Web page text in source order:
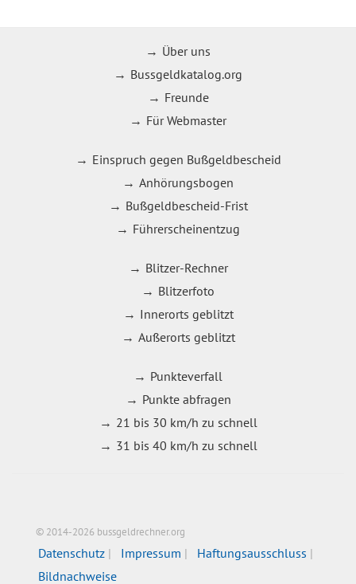
Über uns
Bussgeldkatalog.org
Freunde
Für Webmaster
Einspruch gegen Bußgeldbescheid
Anhörungsbogen
Bußgeldbescheid-Frist
Führerscheinentzug
Blitzer-Rechner
Blitzerfoto
Innerorts geblitzt
Außerorts geblitzt
Punkteverfall
Punkte abfragen
21 bis 30 km/h zu schnell
31 bis 40 km/h zu schnell
© 2014-2026 bussgeldrechner.org
Datenschutz Impressum
Haftungsausschluss
Bildnachweise